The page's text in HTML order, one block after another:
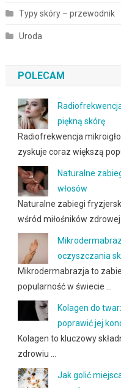
Typy skóry – przewodnik
Uroda
POLECAM
piękną skórę
Radiofrekwencja
zyskuje coraz większą
Naturalne
włosów
Naturalne zabiegi
wśród miłośników
oczyszczania
Mikrodermabrazja to
popularność w świecie …
Kolagen do
poprawić jej
Kolagen to kluczowy
zdrowiu …
Jak golić